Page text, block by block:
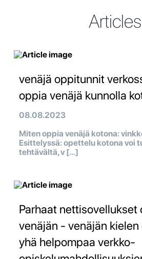
Articles
venäjä oppitunnit
oppia venäjä kunnolla
08.08.2023
Miten oppia venäjä kotona:
Esittelyssä: opettelu kotona voi
tehtävältä, v […]
Parhaat nettisovellukset
venäjän - venäjän kielen
yhä helpompaa verkko-